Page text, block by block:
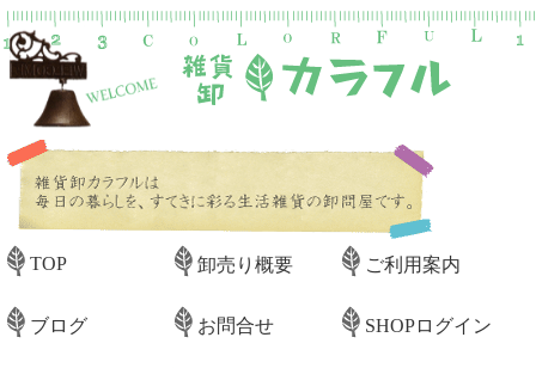
TOP 卸売り概要 ご利用案内
ブログ お問合せ SHOPログイン